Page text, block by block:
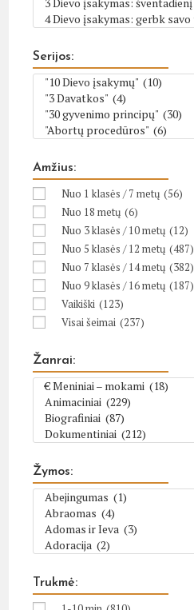
Serijos:
Amžius:
Nuo 1 klasės / 7 metų (56)
Nuo 18 metų (6)
Nuo 3 klasės / 10 metų (12)
Nuo 5 klasės / 12 metų (487)
Nuo 7 klasės / 14 metų (382)
Nuo 9 klasės / 16 metų (187)
Vaikiški (123)
Visai šeimai (237)
Žanrai:
Žymos:
Trukmė: